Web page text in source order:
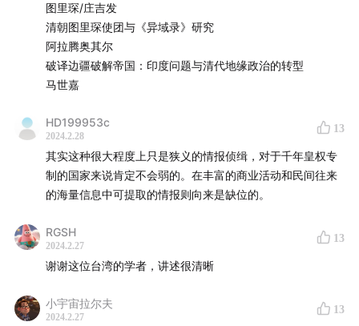
图里琛/庄吉发
清朝图里琛使团与《异域录》研究
阿拉腾奥其尔
破译边疆破解帝国：印度问题与清代地缘政治的转型
马世嘉
HD199953c
2024.2.28
13
其实这种很大程度上只是狭义的情报侦缉，对于千年皇权专
制的国家来说肯定不会弱的。在丰富的商业活动和民间往来
的海量信息中可提取的情报则向来是缺位的。
RGSH
2024.2.27
13
谢谢这位台湾的学者，讲述很清晰
小宇宙拉尔夫
2024.2.27
13